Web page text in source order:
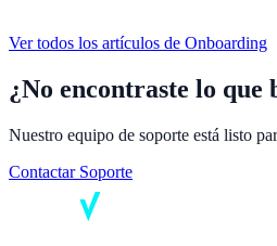
Ver todos los artículos de Onboarding
¿No encontraste lo que
Nuestro equipo de soporte está listo
Contactar Soporte